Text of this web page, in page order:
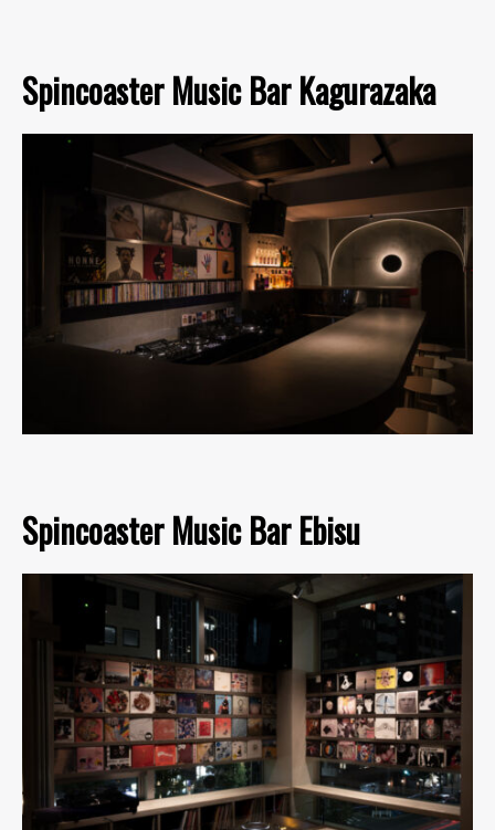
Spincoaster Music Bar Kagurazaka
Spincoaster Music Bar Ebisu